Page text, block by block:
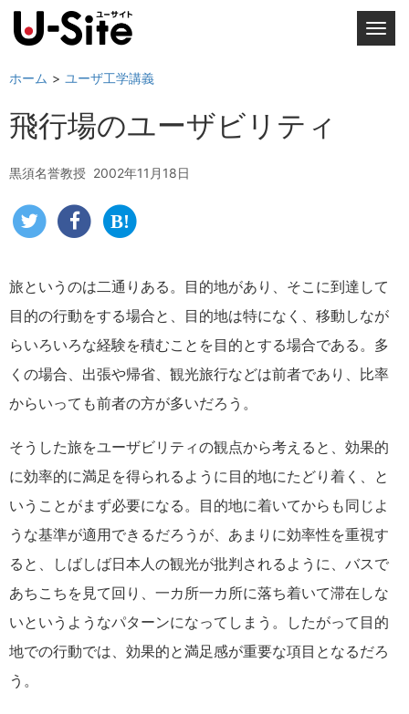
T
t
i
o
ホーム ユーザ工学講義
飛行場のユーザビリティ
黒須名誉教授 2002年11月18日
旅というのは二通りある。目的地があり、そこに到達して
目的の行動をする場合と、目的地は特になく、移動しなが
らいろいろな経験を積むことを目的とする場合である。多
くの場合、出張や帰省、観光旅行などは前者であり、比率
からいっても前者の方が多いだろう。
そうした旅をユーザビリティの観点から考えると、効果的
に効率的に満足を得られるように目的地にたどり着く、と
いうことがまず必要になる。目的地に着いてからも同じよ
うな基準が適用できるだろうが、あまりに効率性を重視す
ると、しばしば日本人の観光が批判されるように、バスで
あちこちを見て回り、一カ所一カ所に落ち着いて滞在しな
いというようなパターンになってしまう。したがって目的
地での行動では、効果的と満足感が重要な項目となるだろ
う。